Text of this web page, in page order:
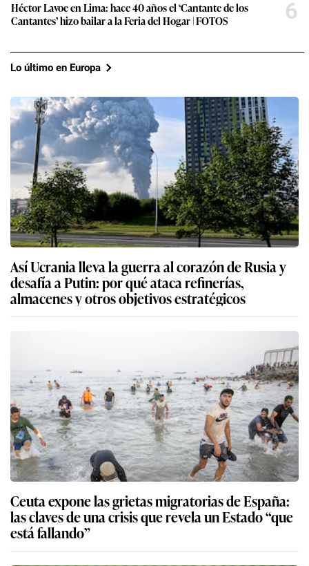
Héctor Lavoe en Lima: hace 40 años el ‘Cantante de los
Cantantes’ hizo bailar a la Feria del Hogar | FOTOS
6
Lo último en Europa
Así Ucrania lleva la guerra al corazón de Rusia y
desafía a Putin: por qué ataca refinerías,
almacenes y otros objetivos estratégicos
Ceuta expone las grietas migratorias de España:
las claves de una crisis que revela un Estado “que
está fallando”